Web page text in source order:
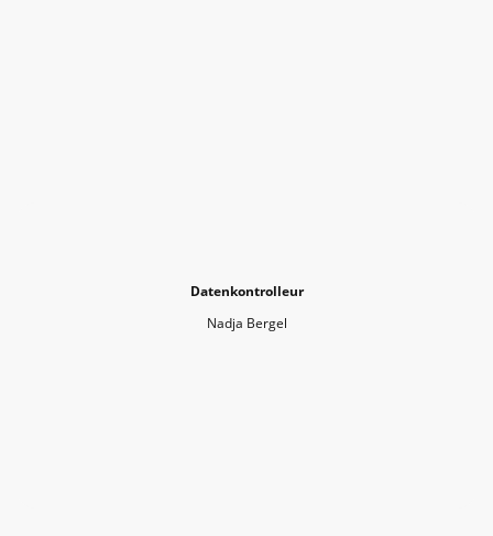
Datenkontrolleur
Nadja Bergel